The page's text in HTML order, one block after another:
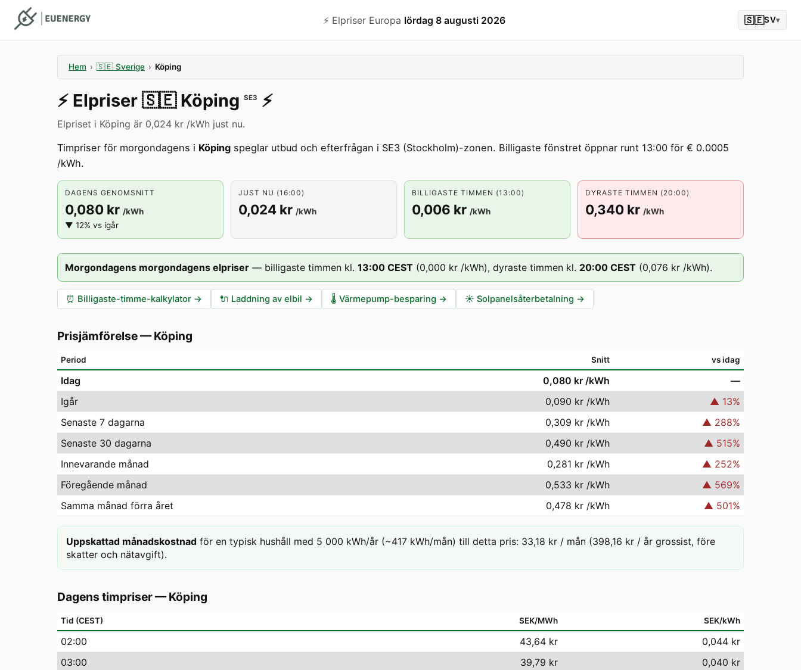
⚡️ Elpriser Europa lördag 8 augusti 2026 🇸🇪SV▾
Hem › 🇸🇪 Sverige › Köping
⚡️ Elpriser 🇸🇪 Köping SE3 ⚡️
Elpriset i Köping är 0,024 kr /kWh just nu.
Timpriser för morgondagens i Köping speglar utbud och efterfrågan i SE3 (Stockholm)-zonen. Billigaste fönstret öppnar runt 13:00 för € 0.0005
/kWh.
DAGENS GENOMSNITT
0,080 kr /kWh
▼ 12% vs igår
JUST NU (16:00)
0,024 kr /kWh
BILLIGASTE TIMMEN (13:00)
0,006 kr /kWh
DYRASTE TIMMEN (20:00)
0,340 kr /kWh
Morgondagens morgondagens elpriser — billigaste timmen kl. 13:00 CEST (0,000 kr /kWh), dyraste timmen kl. 20:00 CEST (0,076 kr /kWh).
⏰ Billigaste-timme-kalkylator → 🔌 Laddning av elbil → 🌡️ Värmepump-besparing → ☀️ Solpanelsåterbetalning →
Prisjämförelse—Köping
Period Snitt vs idag
Idag 0,080 kr /kWh
—
Igår
0,090 kr /kWh ▲ 13%
Senaste 7 dagarna
0,309 kr /kWh ▲ 288%
Senaste 30 dagarna
0,490 kr /kWh ▲ 515%
Innevarande månad
0,281 kr /kWh ▲ 252%
Föregående månad
0,533 kr /kWh ▲ 569%
Samma månad förra året
0,478 kr /kWh ▲ 501%
Uppskattad månadskostnad för en typisk hushåll med 5 000 kWh/år (~417 kWh/mån) till detta pris: 33,18 kr / mån (398,16 kr / år grossist, före
skatter och nätavgift).
Dagens timpriser—Köping
Tid (CEST) SEK/MWh SEK/kWh
02:00 43,64 kr
0,044 kr
03:00 39,79 kr
0,040 kr